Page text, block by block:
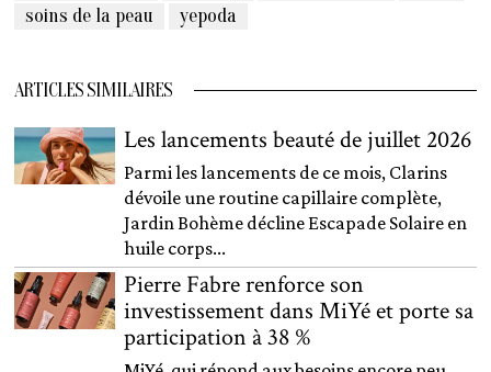
soins de la peau
yepoda
ARTICLES SIMILAIRES
Les lancements beauté de juillet 2026
Parmi les lancements de ce mois, Clarins
dévoile une routine capillaire complète,
Jardin Bohème décline Escapade Solaire en
huile corps...
Pierre Fabre renforce son
investissement dans MiYé et porte sa
participation à 38 %